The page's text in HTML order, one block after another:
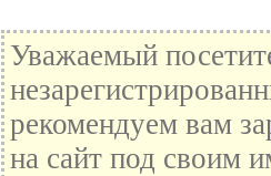
Уважаемый
рекомендуем вам
на сайт под своим